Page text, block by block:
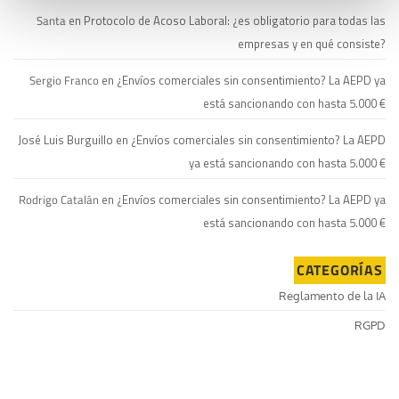
Santa en Protocolo de Acoso Laboral: ¿es obligatorio para todas las
empresas y en qué consiste?
Sergio Franco en ¿Envíos comerciales sin consentimiento? La AEPD ya
está sancionando con hasta 5.000 €
José Luis Burguillo en ¿Envíos comerciales sin consentimiento? La AEPD
ya está sancionando con hasta 5.000 €
Rodrigo Catalán en ¿Envíos comerciales sin consentimiento? La AEPD ya
está sancionando con hasta 5.000 €
CATEGORÍAS
Reglamento de la IA
RGPD